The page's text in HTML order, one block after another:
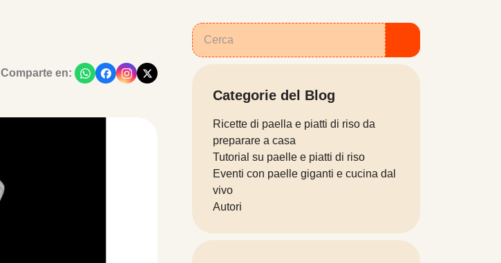
Comparte en:
Categorie del Blog
Ricette di paella e piatti di riso da
preparare a casa
Tutorial su paelle e piatti di riso
Eventi con paelle giganti e cucina dal
vivo
Autori